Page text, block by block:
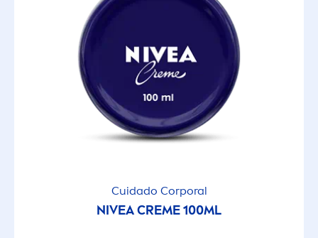
Cuidado Corporal
NIVEACREME100ML